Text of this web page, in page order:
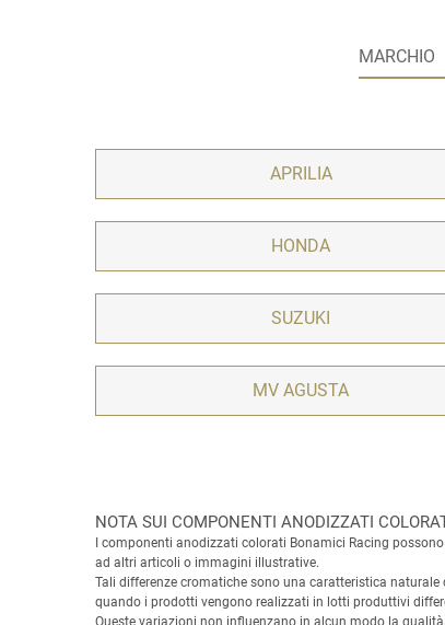
APRILIA
HONDA
SUZUKI
MV AGUSTA
NOTA SUI COMPONENTI ANODIZZATI
I componenti anodizzati colorati Bonamici Racing
ad altri articoli o immagini illustrative.
Tali differenze cromatiche sono una caratteristica
quando i prodotti vengono realizzati in lotti produttivi
Queste variazioni non influenzano in alcun modo la